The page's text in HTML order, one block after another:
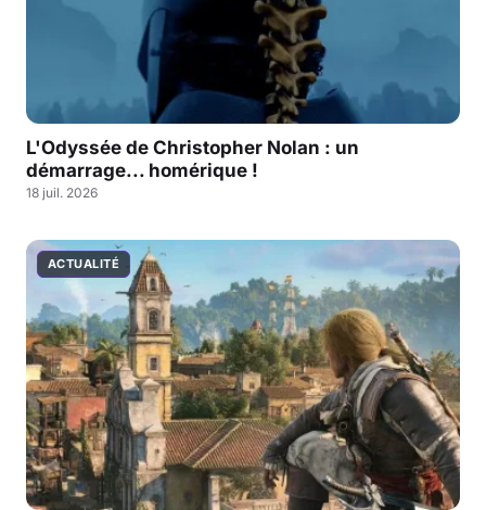
L'Odyssée de Christopher Nolan : un
démarrage... homérique !
18 juil. 2026
ACTUALITÉ